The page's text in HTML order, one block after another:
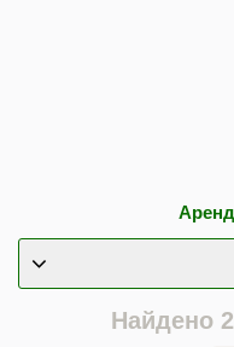
Найдено